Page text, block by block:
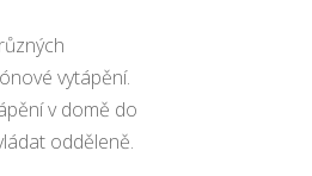
vytápění.
v domě do
odděleně.